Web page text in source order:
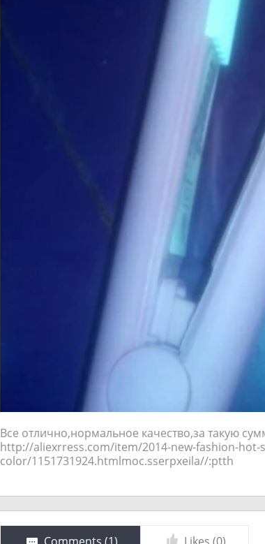
Все отлично,нормальное качество,за такую
http://aliexrress.com/item/2014-new-fashion-
color/1151731924.html‮http://aliexpress.com
Comments (1) Likes (0)